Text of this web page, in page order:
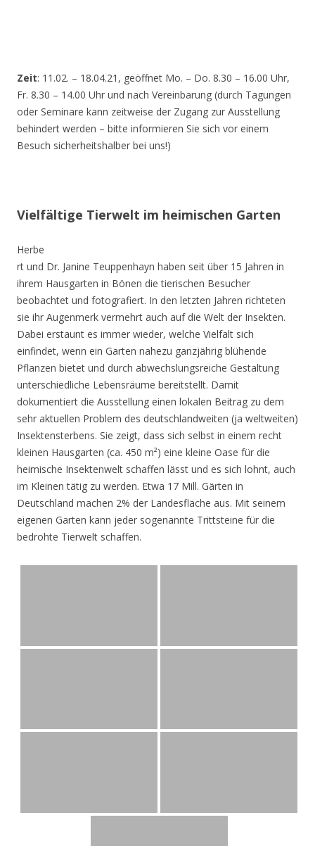
Zeit: 11.02. – 18.04.21, geöffnet Mo. – Do. 8.30 – 16.00 Uhr,
Fr. 8.30 – 14.00 Uhr und nach Vereinbarung (durch Tagungen
oder Seminare kann zeitweise der Zugang zur Ausstellung
behindert werden – bitte informieren Sie sich vor einem
Besuch sicherheitshalber bei uns!)
Vielfältige Tierwelt im heimischen Garten
Herbe
rt und Dr. Janine Teuppenhayn haben seit über 15 Jahren in
ihrem Hausgarten in Bönen die tierischen Besucher
beobachtet und fotografiert. In den letzten Jahren richteten
sie ihr Augenmerk vermehrt auch auf die Welt der Insekten.
Dabei erstaunt es immer wieder, welche Vielfalt sich
einfindet, wenn ein Garten nahezu ganzjährig blühende
Pflanzen bietet und durch abwechslungsreiche Gestaltung
unterschiedliche Lebensräume bereitstellt. Damit
dokumentiert die Ausstellung einen lokalen Beitrag zu dem
sehr aktuellen Problem des deutschlandweiten (ja weltweiten)
Insektensterbens. Sie zeigt, dass sich selbst in einem recht
kleinen Hausgarten (ca. 450 m²) eine kleine Oase für die
heimische Insektenwelt schaffen lässt und es sich lohnt, auch
im Kleinen tätig zu werden. Etwa 17 Mill. Gärten in
Deutschland machen 2% der Landesfläche aus. Mit seinem
eigenen Garten kann jeder sogenannte Trittsteine für die
bedrohte Tierwelt schaffen.